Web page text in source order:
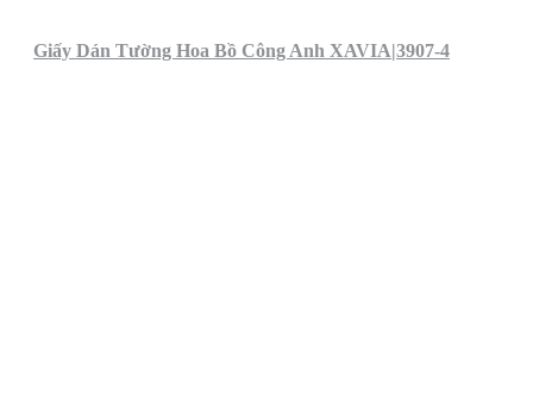
Giấy Dán Tường Hoa Bồ Công Anh XAVIA|3907-4